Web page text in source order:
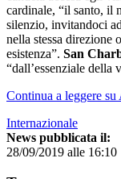
cardinale, “il santo, il
silenzio, invitandoci
nella stessa direzione
esistenza”. San
“dall’essenziale della
Continua a leggere
Internazionale
News pubblicata il:
28/09/2019 alle 16:10